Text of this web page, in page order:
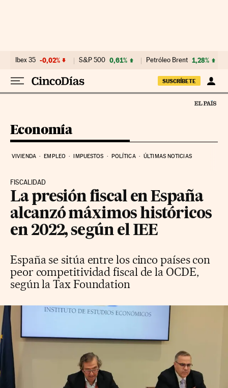
Ibex 35 -0,02% S&P 500 0,61% Petróleo Brent 1,28%
SUSCRÍBETE
Economía
VIVIENDA EMPLEO IMPUESTOS POLÍTICA ÚLTIMAS NOTICIAS
FISCALIDAD
La presión fiscal en España
alcanzó máximos históricos
en 2022, según el IEE
España se sitúa entre los cinco países con
peor competitividad fiscal de la OCDE,
según la Tax Foundation